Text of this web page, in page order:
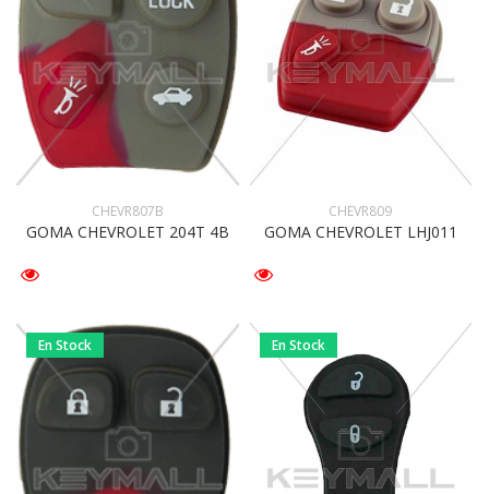
CHEVR807B
GOMA CHEVROLET 204T 4B
CHEVR809
GOMA CHEVROLET LHJ011
En Stock En Stock